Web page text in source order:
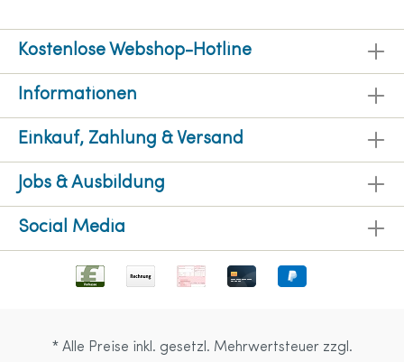
Kostenlose Webshop-Hotline
Informationen
Einkauf, Zahlung & Versand
Jobs & Ausbildung
Social Media
* Alle Preise inkl. gesetzl. Mehrwertsteuer zzgl.